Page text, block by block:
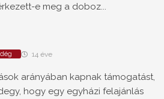
e meg a doboz...
14 éve
arányában kapnak támogatást,
hogy egy egyházi felajánlás